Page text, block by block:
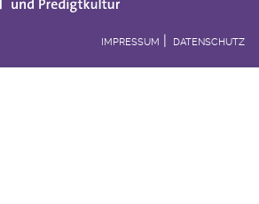
IMPRESSUM DATENSCHUTZ